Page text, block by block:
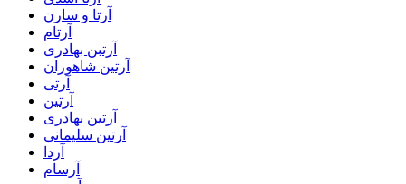
آرتا و سارن
آرتام
آرتبن بهادری
آرتين شاهوران
آرتی
آرتین
آرتین بهادری
آرتین سلیمانی
آردا
آرسام